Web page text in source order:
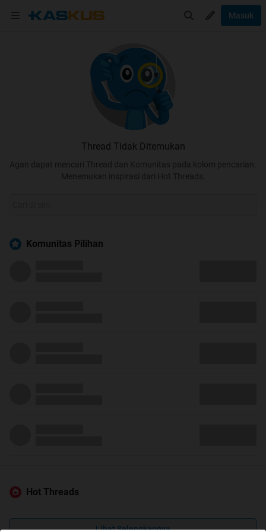
Masuk
Thread Tidak Ditemukan
Agan dapat mencari Thread dan Komunitas pada kolom pencarian.
Menemukan inspirasi dari Hot Threads.
Komunitas Pilihan
Hot Threads
Lihat Selengkapnya